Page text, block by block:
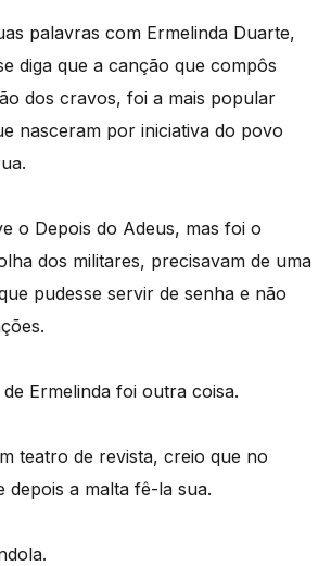
palavras com Ermelinda Duarte,
diga que a canção que compôs
dos cravos, foi a mais popular
nasceram por iniciativa do povo
o Depois do Adeus, mas foi o
dos militares, precisavam de uma
pudesse servir de senha e não
Ermelinda foi outra coisa.
teatro de revista, creio que no
depois a malta fê-la sua.